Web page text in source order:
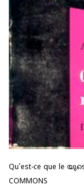
Qu'est-ce que le
COMMONS